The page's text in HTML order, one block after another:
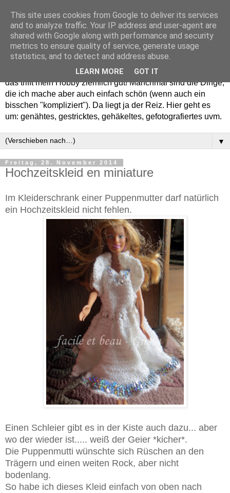
Willkommen in meinem "Wohnzimmer". Einfach und schön -
das trifft mein Hobby ziemlich gut! Manchmal sind die Dinge,
die ich mache aber auch einfach schön (wenn auch ein
bisschen "kompliziert"). Da liegt ja der Reiz. Hier geht es
um: genähtes, gestricktes, gehäkeltes, gefotografiertes uvm.
▼
Freitag, 28. November 2014
Hochzeitskleid en miniature
Im Kleiderschrank einer Puppenmutter darf natürlich
ein Hochzeitskleid nicht fehlen.
Einen Schleier gibt es in der Kiste auch dazu... aber
wo der wieder ist..... weiß der Geier *kicher*.
Die Puppenmutti wünschte sich Rüschen an den
Trägern und einen weiten Rock, aber nicht
bodenlang.
So habe ich dieses Kleid einfach von oben nach
This site uses cookies from Google to deliver its services
and to analyze traffic. Your IP address and user-agent are
shared with Google along with performance and security
metrics to ensure quality of service, generate usage
statistics, and to detect and address abuse.
LEARN MORE GOT IT